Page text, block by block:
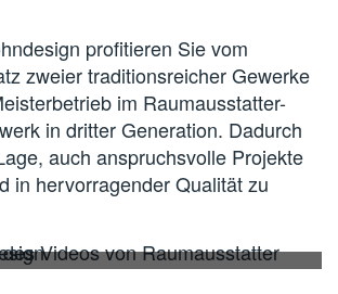
profitieren Sie vom
zweier traditionsreicher Gewerke
im Raumausstatter-
in dritter Generation. Dadurch
auch anspruchsvolle Projekte
in hervorragender Qualität zu